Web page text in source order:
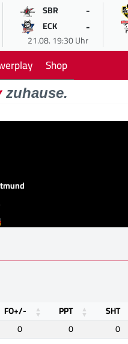
SBR -
ECK -
21.08. 19:30 Uhr
Shop
zuhause.
FO+/- PPT SHT
0 0 0